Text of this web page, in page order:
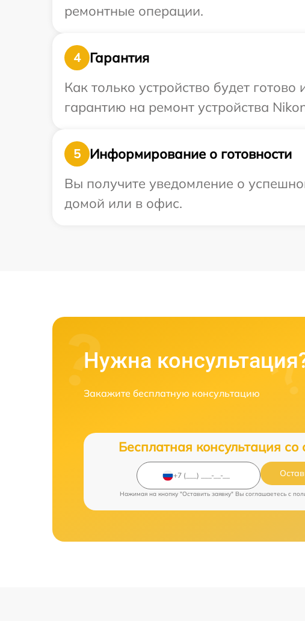
ремонтные операции.
4
Гарантия
Как только устройство будет
гарантию на ремонт устройства
5
Информирование о готовности
Вы получите уведомление о
домой или в офис.
Нужна
Закажите бесплатную консультацию
Бесплатная консультация со
Нажимая на кнопку "Оставить заявку" Вы соглашаетесь c